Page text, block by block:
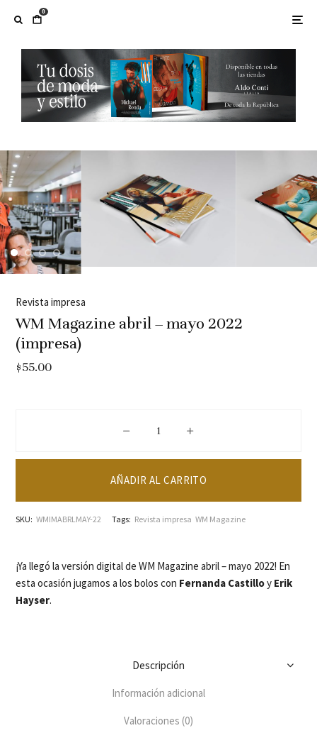
0
Revista impresa
WM Magazine abril – mayo 2022
(impresa)
$55.00
¡Ya llegó la versión digital de WM Magazine abril – mayo 2022! En
esta ocasión jugamos a los bolos con Fernanda Castilloy Erik
Hayser.
WM Magazine abril - mayo 2022
AÑADIR AL CARRITO
SKU: WMIMABRLMAY-22 Tags: Revista impresa WM Magazine
Descripción
Información adicional
Valoraciones (0)